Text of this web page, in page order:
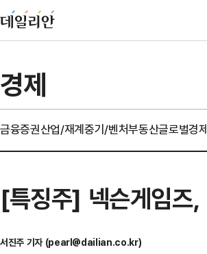
경제
금융증권산업/재계중기/벤처부동산글로벌경
[특징주] 넥슨게임즈
서진주 기자 (pearl@dailian.co.kr)